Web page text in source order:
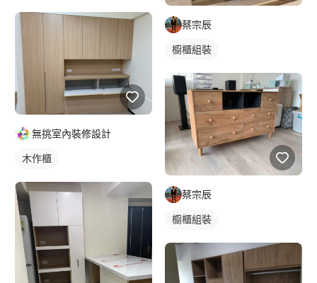
無挑室內裝修設計
木作櫃
蔡宗辰
櫥櫃組裝
蔡宗辰
櫥櫃組裝